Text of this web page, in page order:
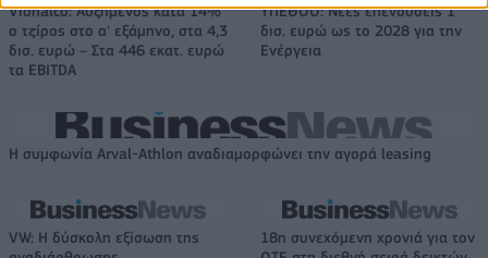
Viohalco: Αυξημένος κατά 14%
ο τζίρος στο α' εξάμηνο, στα 4,3
δισ. ευρώ – Στα 446 εκατ. ευρώ
τα EBITDA
ΥΠΕΘΟΟ: Νέες επενδύσεις 1
δισ. ευρώ ως το 2028 για την
Ενέργεια
Η συμφωνία Arval-Athlon αναδιαμορφώνει την αγορά leasing
VW: Η δύσκολη εξίσωση της
18η συνεχόμενη χρονιά για τον